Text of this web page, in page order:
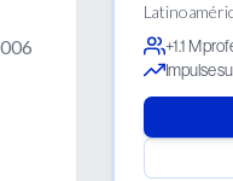
+1.1 M
Impulse